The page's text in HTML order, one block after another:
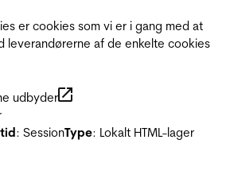
er cookies som vi er i gang med at
leverandørerne af de enkelte cookies
udbyder
: SessionType: Lokalt HTML-lager